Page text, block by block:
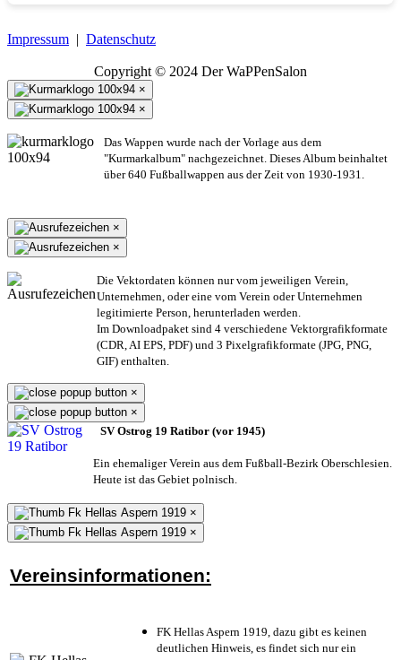
Impressum | Datenschutz
Copyright © 2024 Der WaPPenSalon
×
×
Das Wappen wurde nach der Vorlage aus dem
"Kurmarkalbum" nachgezeichnet. Dieses Album beinhaltet
über 640 Fußballwappen aus der Zeit von 1930-1931.
×
×
Die Vektordaten können nur vom jeweiligen Verein,
Unternehmen, oder eine vom Verein oder Unternehmen
legitimierte Person, herunterladen werden.
Im Downloadpaket sind 4 verschiedene Vektorgrafikformate
(CDR, AI EPS, PDF) und 3 Pixelgrafikformate (JPG, PNG,
GIF) enthalten.
×
×
SV Ostrog 19 Ratibor (vor 1945)
Ein ehemaliger Verein aus dem Fußball-Bezirk Oberschlesien.
Heute ist das Gebiet polnisch.
×
×
Vereinsinformationen:
FK Hellas Aspern 1919, dazu gibt es keinen
deutlichen Hinweis, es findet sich nur ein